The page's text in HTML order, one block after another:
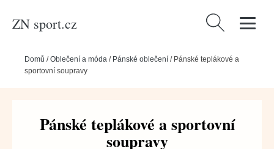
ZN sport.cz Vyhledávání
Domů /Oblečení a móda / Pánské oblečení / Pánské teplákové a
sportovní soupravy
Pánské teplákové a sportovní
soupravy